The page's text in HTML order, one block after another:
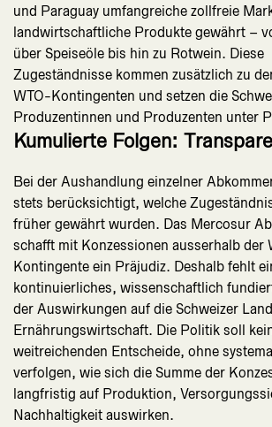
und Paraguay umfangreiche zollfreie
landwirtschaftliche Produkte gewährt –
über Speiseöle bis hin zu Rotwein. Diese
Zugeständnisse kommen zusätzlich zu
WTO-Kontingenten und setzen die
Produzentinnen und Produzenten unter
Kumulierte Folgen:
Bei der Aushandlung einzelner
stets berücksichtigt, welche
früher gewährt wurden. Das Mercosur
schafft mit Konzessionen ausserhalb der
Kontingente ein Präjudiz. Deshalb fehlt
kontinuierliches, wissenschaftlich
der Auswirkungen auf die Schweizer
Ernährungswirtschaft. Die Politik soll
weitreichenden Entscheide, ohne
verfolgen, wie sich die Summe der
langfristig auf Produktion,
Nachhaltigkeit auswirken.